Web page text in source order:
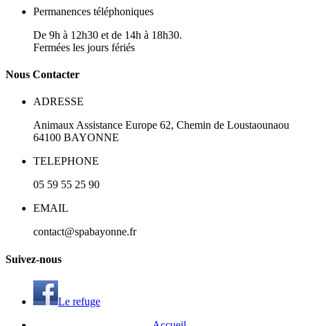
Permanences téléphoniques
De 9h à 12h30 et de 14h à 18h30.
Fermées les jours fériés
Nous Contacter
ADRESSE
Animaux Assistance Europe 62, Chemin de Loustaounaou
64100 BAYONNE
TELEPHONE
05 59 55 25 90
EMAIL
contact@spabayonne.fr
Suivez-nous
Le refuge